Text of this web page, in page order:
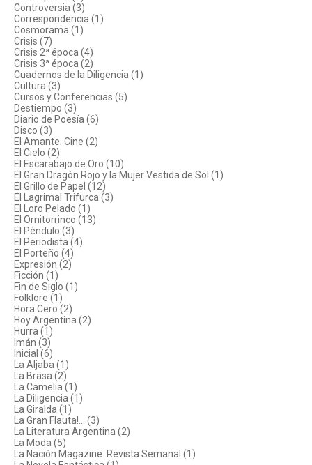
Controversia (3)
Correspondencia (1)
Cosmorama (1)
Crisis (7)
Crisis 2ª época (4)
Crisis 3ª época (2)
Cuadernos de la Diligencia (1)
Cultura (3)
Cursos y Conferencias (5)
Destiempo (3)
Diario de Poesía (6)
Disco (3)
El Amante. Cine (2)
El Cielo (2)
El Escarabajo de Oro (10)
El Gran Dragón Rojo y la Mujer Vestida de Sol (1)
El Grillo de Papel (12)
El Lagrimal Trifurca (3)
El Loro Pelado (1)
El Ornitorrinco (13)
El Péndulo (3)
El Periodista (4)
El Porteño (4)
Expresión (2)
Ficción (1)
Fin de Siglo (1)
Folklore (1)
Hora Cero (2)
Hoy Argentina (2)
Hurra (1)
Imán (3)
Inicial (6)
La Aljaba (1)
La Brasa (2)
La Camelia (1)
La Diligencia (1)
La Giralda (1)
La Gran Flauta!... (3)
La Literatura Argentina (2)
La Moda (5)
La Nación Magazine. Revista Semanal (1)